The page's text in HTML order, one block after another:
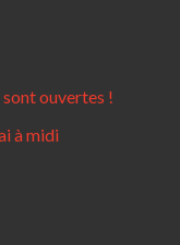
ouvertes !
à midi